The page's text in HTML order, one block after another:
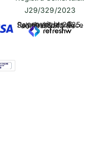
J29/329/2023
copyrights © Rayahalal.ro 2025. Soluție eCommerce administrată de